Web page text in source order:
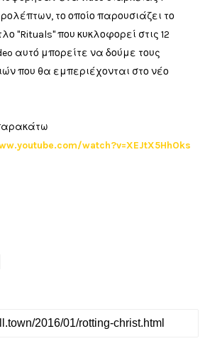
το οποίο παρουσιάζει το
"Rituals" που κυκλοφορεί στις 12
αυτό μπορείτε να δούμε τους
που θα εμπεριέχονται στο νέο
watch?v=XEJtX5HhOks